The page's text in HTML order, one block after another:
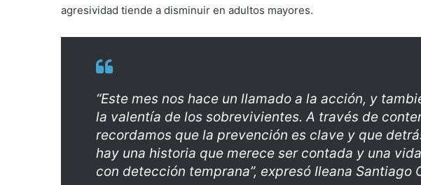
agresividad tiende a disminuir en adultos mayores.
“Este mes nos hace un llamado a la acción, y
la valentía de los sobrevivientes. A través de
recordamos que la prevención es clave y que
hay una historia que merece ser contada y una
con detección temprana”, expresó Ileana Santiago